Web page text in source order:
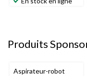
Produits
Aspirateur-robot